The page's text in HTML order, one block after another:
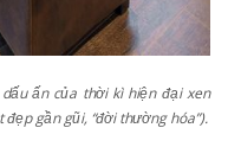
ấn của thời kì hiện đại xen
gần gũi, “đời thường hóa”).